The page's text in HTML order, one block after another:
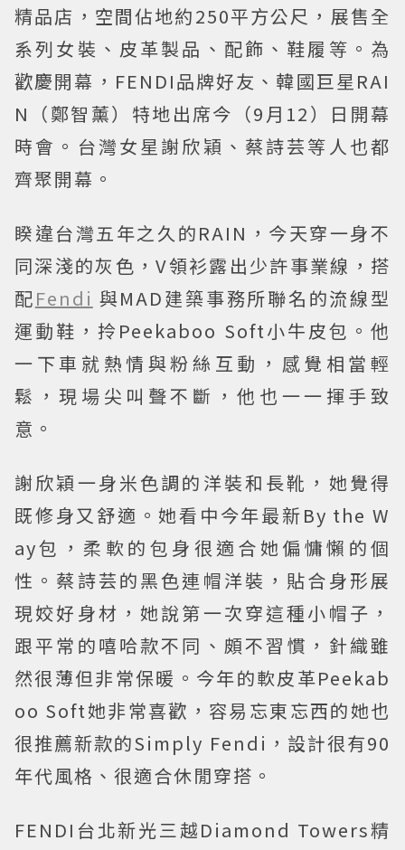
精品店，空間佔地約250平方公尺，展售全
系列女裝、皮革製品、配飾、鞋履等。為
歡慶開幕，FENDI品牌好友、韓國巨星RAI
N（鄭智薰）特地出席今（9月12）日開幕
時會。台灣女星謝欣穎、蔡詩芸等人也都
齊聚開幕。
睽違台灣五年之久的RAIN，今天穿一身不
同深淺的灰色，V領衫露出少許事業線，搭
配Fendi 與MAD建築事務所聯名的流線型
運動鞋，拎Peekaboo Soft小牛皮包。他
一下車就熱情與粉絲互動，感覺相當輕
鬆，現場尖叫聲不斷，他也一一揮手致
意。
謝欣穎一身米色調的洋裝和長靴，她覺得
既修身又舒適。她看中今年最新By the W
ay包，柔軟的包身很適合她偏慵懶的個
性。蔡詩芸的黑色連帽洋裝，貼合身形展
現姣好身材，她說第一次穿這種小帽子，
跟平常的嘻哈款不同、頗不習慣，針織雖
然很薄但非常保暖。今年的軟皮革Peekab
oo Soft她非常喜歡，容易忘東忘西的她也
很推薦新款的Simply Fendi，設計很有90
年代風格、很適合休閒穿搭。
FENDI台北新光三越Diamond Towers精